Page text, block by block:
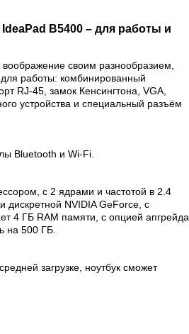
B5400 – для работы и
своим разнообразием,
работы: комбинированный
RJ-45, замок Кенсингтона, VGA,
устройства и специальный разъём
Bluetooth и Wi-Fi.
с 2 ядрами и частотой в 2.4
дискретной NVIDIA GeForce, с
4 ГБ RAM памяти, с опцией апгрейда
на 500 ГБ.
загрузке, ноутбук сможет